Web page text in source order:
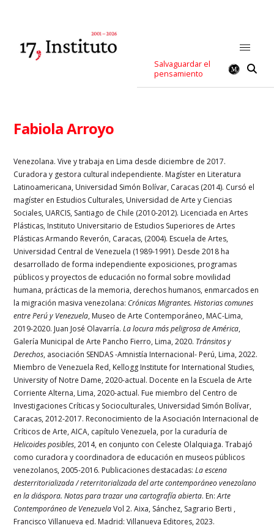
Salvaguardar el
pensamiento
Fabiola Arroyo
Venezolana. Vive y trabaja en Lima desde diciembre de 2017.
Curadora y gestora cultural independiente. Magíster en Literatura
Latinoamericana, Universidad Simón Bolívar, Caracas (2014). Cursó el
magíster en Estudios Culturales, Universidad de Arte y Ciencias
Sociales, UARCIS, Santiago de Chile (2010-2012). Licenciada en Artes
Plásticas, Instituto Universitario de Estudios Superiores de Artes
Plásticas Armando Reverón, Caracas, (2004). Escuela de Artes,
Universidad Central de Venezuela (1989-1991). Desde 2018 ha
desarrollado de forma independiente exposiciones, programas
públicos y proyectos de educación no formal sobre movilidad
humana, prácticas de la memoria, derechos humanos, enmarcados en
la migración masiva venezolana: Crónicas Migrantes. Historias comunes
entre Perú y Venezuela, Museo de Arte Contemporáneo, MAC-Lima,
2019-2020. Juan José Olavarría.La locura más peligrosa de América,
Galería Municipal de Arte Pancho Fierro, Lima, 2020. Tránsitos y
Derechos, asociación SENDAS -Amnistía Internacional- Perú, Lima, 2022.
Miembro de Venezuela Red, Kellogg Institute for International Studies,
University of Notre Dame, 2020-actual. Docente en la Escuela de Arte
Corriente Alterna, Lima, 2020-actual. Fue miembro del Centro de
Investigaciones Críticas y Socioculturales, Universidad Simón Bolívar,
Caracas, 2012-2017. Reconocimiento de la Asociación Internacional de
Críticos de Arte, AICA, capítulo Venezuela, por la curaduría de
Helicoides posibles, 2014, en conjunto con Celeste Olalquiaga. Trabajó
como curadora y coordinadora de educación en museos públicos
venezolanos, 2005-2016. Publicaciones destacadas:La escena
desterritorializada / reterritorializada del arte contemporáneo venezolano
en la diáspora. Notas para trazar una cartografía abierta. En:Arte
Contemporáneo de VenezuelaVol 2. Aixa, Sánchez, Sagrario Berti ,
Francisco Villanueva ed. Madrid: Villanueva Editores, 2023.